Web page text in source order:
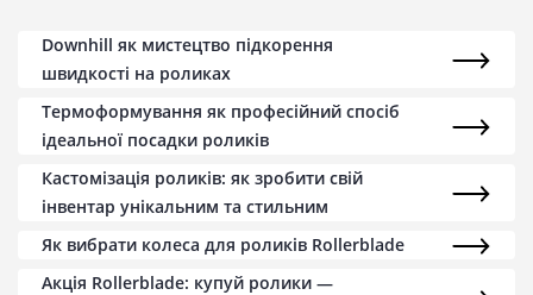
Downhill як мистецтво підкорення
швидкості на роликах
Термоформування як професійний спосіб
ідеальної посадки роликів
Кастомізація роликів: як зробити свій
інвентар унікальним та стильним
Як вибрати колеса для роликів Rollerblade
Акція Rollerblade: купуй ролики —